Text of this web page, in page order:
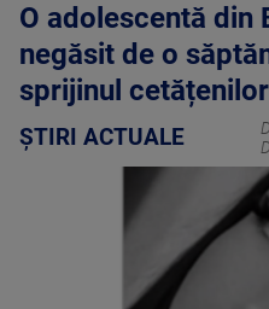
O adolescentă din
negăsit de o
sprijinul cetățenilor
ȘTIRI ACTUALE